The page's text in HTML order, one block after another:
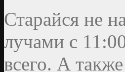
Старайся не
лучами с
всего. А